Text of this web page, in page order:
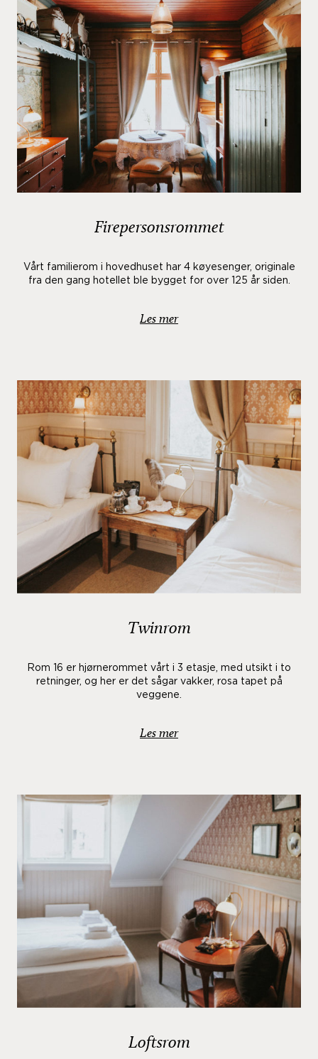
Firepersonsrommet
Vårt familierom i hovedhuset har 4 køyesenger, originale
fra den gang hotellet ble bygget for over 125 år siden.
Les mer
Twinrom
Rom 16 er hjørnerommet vårt i 3 etasje, med utsikt i to
retninger, og her er det sågar vakker, rosa tapet på
veggene.
Les mer
Loftsrom